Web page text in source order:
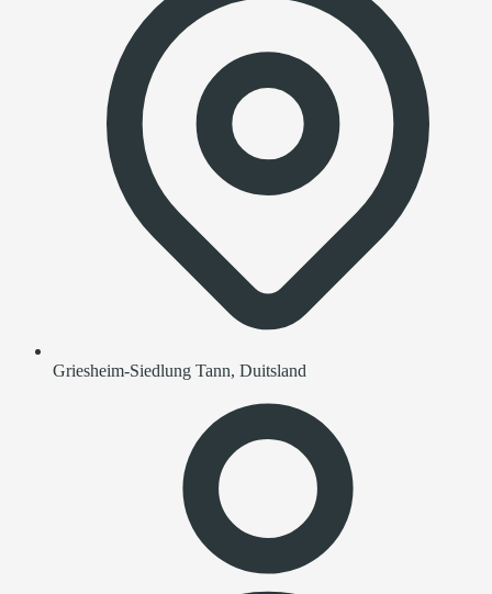
Griesheim-Siedlung Tann, Duitsland